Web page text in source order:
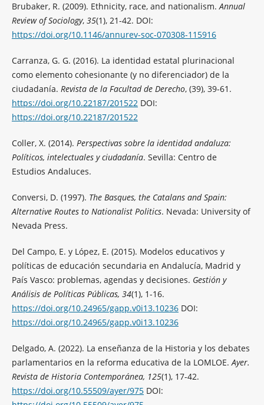
Brubaker, R. (2009). Ethnicity, race, and nationalism.Annual
Review of Sociology, 35(1), 21-42. DOI:
https://doi.org/10.1146/annurev-soc-070308-115916
Carranza, G. G. (2016). La identidad estatal plurinacional
como elemento cohesionante (y no diferenciador) de la
ciudadanía. Revista de la Facultad de Derecho, (39), 39-61.
https://doi.org/10.22187/201522DOI:
https://doi.org/10.22187/201522
Coller, X. (2014). Perspectivas sobre la identidad andaluza:
Políticos, intelectuales y ciudadanía. Sevilla: Centro de
Estudios Andaluces.
Conversi, D. (1997). The Basques, the Catalans and Spain:
Alternative Routes to Nationalist Politics. Nevada: University of
Nevada Press.
Del Campo, E. y López, E. (2015). Modelos educativos y
políticas de educación secundaria en Andalucía, Madrid y
País Vasco: problemas, agendas y decisiones. Gestión y
Análisis de Políticas Públicas, 34(1), 1-16.
https://doi.org/10.24965/gapp.v0i13.10236DOI:
https://doi.org/10.24965/gapp.v0i13.10236
Delgado, A. (2022). La enseñanza de la Historia y los debates
parlamentarios en la reforma educativa de la LOMLOE.Ayer.
Revista de Historia Contemporánea, 125(1), 17-42.
https://doi.org/10.55509/ayer/975DOI: